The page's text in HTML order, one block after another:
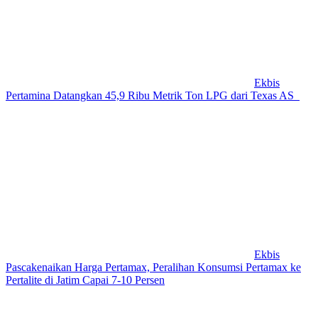
Ekbis
Pertamina Datangkan 45,9 Ribu Metrik Ton LPG dari Texas AS
Ekbis
Pascakenaikan Harga Pertamax, Peralihan Konsumsi Pertamax ke
Pertalite di Jatim Capai 7-10 Persen